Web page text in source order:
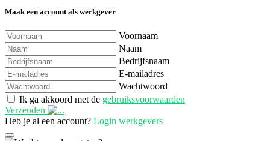
Maak een account als werkgever
Voornaam
Naam
Bedrijfsnaam
E-mailadres
Wachtwoord
Ik ga akkoord met de gebruiksvoorwaarden
Verzenden
Heb je al een account? Login werkgevers